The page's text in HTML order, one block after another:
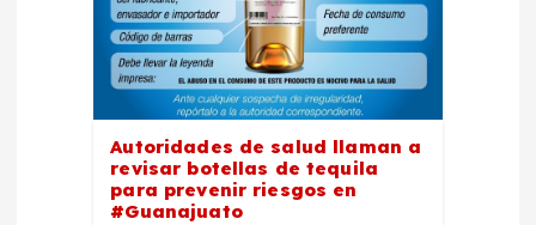
Autoridades de salud llaman a
revisar botellas de tequila
para prevenir riesgos en
#Guanajuato